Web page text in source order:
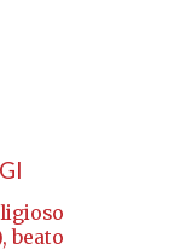
beato